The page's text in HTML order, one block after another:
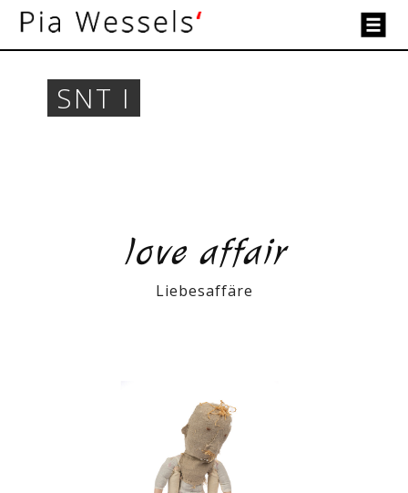
SNT I
love affair
Liebesaffäre